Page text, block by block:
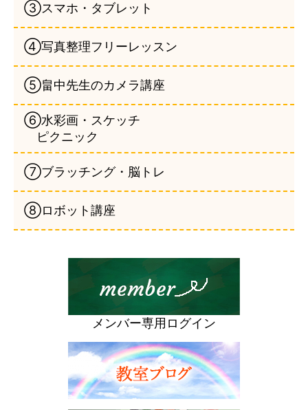
③スマホ・タブレット
④写真整理フリーレッスン
⑤畠中先生のカメラ講座
⑥水彩画・スケッチ
ピクニック
⑦ブラッチング・脳トレ
⑧ロボット講座
メンバー専用ログイン